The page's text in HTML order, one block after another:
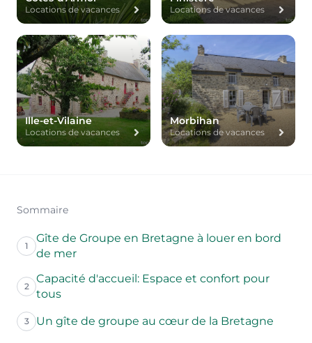
Locations de vacances Locations de vacances
Ille-et-Vilaine
Locations de vacances
Morbihan
Locations de vacances
Sommaire
1
Gîte de Groupe en Bretagne à louer en bord
de mer
2
Capacité d'accueil: Espace et confort pour
tous
3 Un gîte de groupe au cœur de la Bretagne